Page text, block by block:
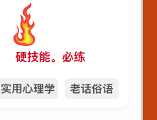
播基本功_直播话术
反复练习1w遍_主